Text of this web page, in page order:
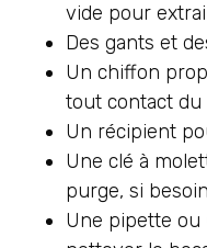
vide pour
Des gants et
Un chiffon
tout contact du
Un récipient
Une clé à
purge, si besoin
Une pipette